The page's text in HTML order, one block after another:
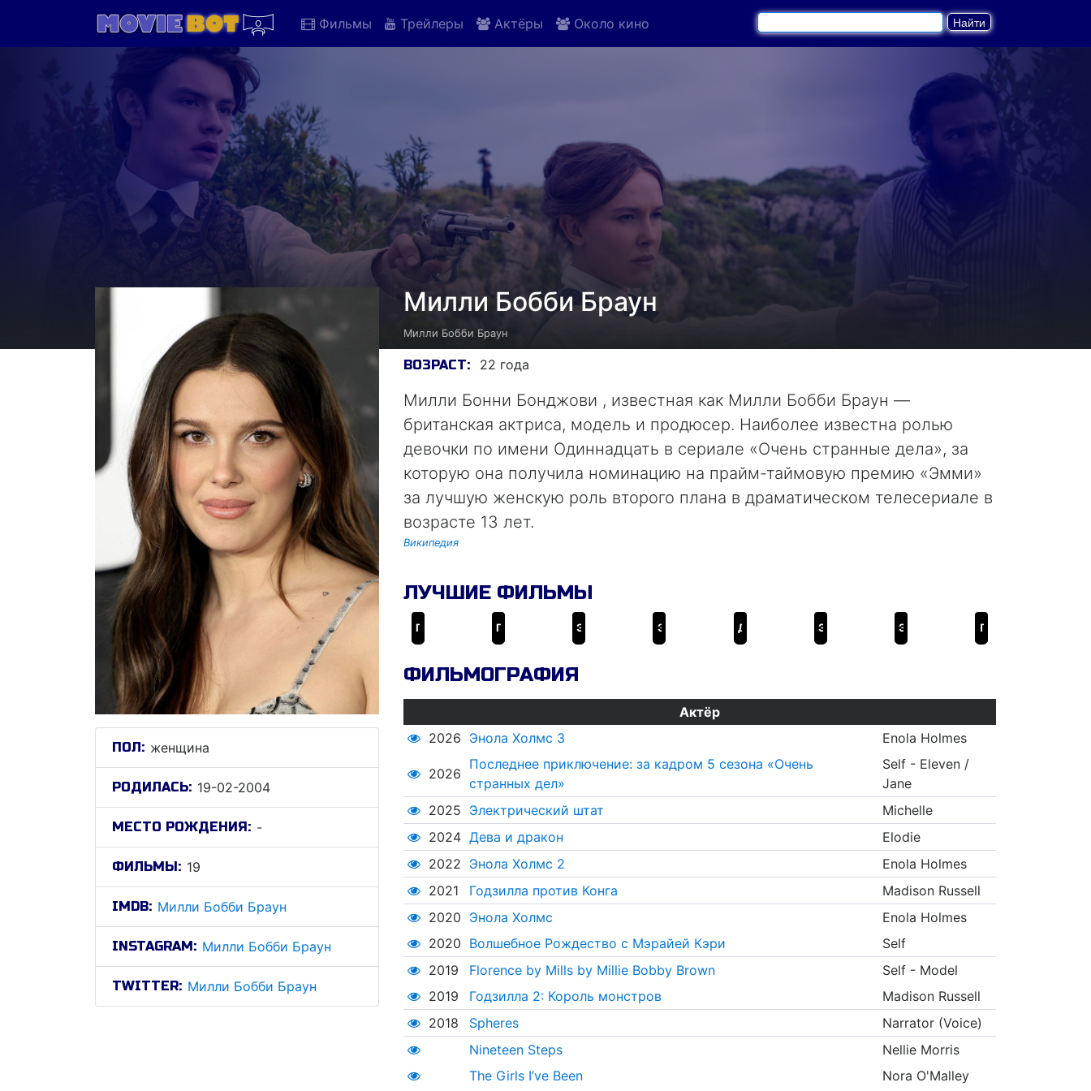
Фильмы Трейлеры Актёры Около кино
ПОЛ: женщина
РОДИЛАСЬ: 19-02-2004
МЕСТО РОЖДЕНИЯ: -
ФИЛЬМЫ: 19
IMDB: Милли Бобби Браун
INSTAGRAM: Милли Бобби Браун
TWITTER: Милли Бобби Браун
Милли Бобби Браун
Милли Бобби Браун
ВОЗРАСТ: 22 года
Милли Бонни Бонджови , известная как Милли Бобби Браун —
британская актриса, модель и продюсер. Наиболее известна ролью
девочки по имени Одиннадцать в сериале «Очень странные дела», за
которую она получила номинацию на прайм-таймовую премию «Эмми»
за лучшую женскую роль второго плана в драматическом телесериале в
возрасте 13 лет.
Википедия
ЛУЧШИЕ ФИЛЬМЫ
ФИЛЬМОГРАФИЯ
Актёр
2026 Энола Холмс 3 Enola Holmes
2026
Последнее приключение: за кадром 5 сезона «Очень
странных дел»
Self - Eleven /
Jane
2025 Электрический штат
Michelle
2024 Дева и дракон
Elodie
2022 Энола Холмс 2
Enola Holmes
2021
Годзилла против Конга
Madison Russell
2020 Энола Холмс
Enola Holmes
2020 Волшебное Рождество с Мэрайей Кэри
Self
2019
Florence by Mills by Millie Bobby Brown
Self - Model
2019
Годзилла 2: Король монстров
Madison Russell
2018
Spheres
Narrator (Voice)
Nineteen Steps
Nellie Morris
The Girls I’ve Been
Nora O'Malley